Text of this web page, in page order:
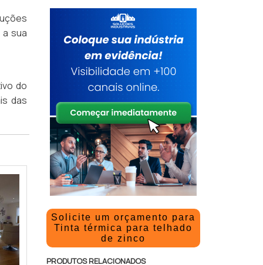
sua
do
das
Solicite um orçamento para
Tinta térmica para telhado
de zinco
PRODUTOS RELACIONADOS